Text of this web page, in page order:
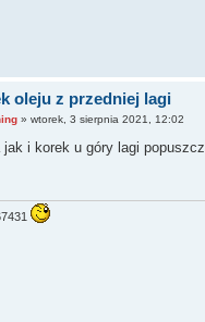
oleju z przedniej lagi
» wtorek, 3 sierpnia 2021, 12:02
jak i korek u góry lagi